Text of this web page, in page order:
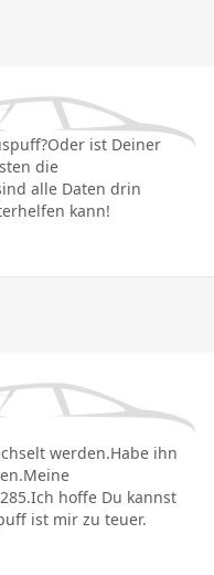
ist Deiner
die
alle Daten drin
kann!
werden.Habe ihn
hoffe Du kannst
ist mir zu teuer.